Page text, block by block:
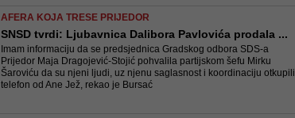
AFERA KOJA TRESE PRIJEDOR
SNSD tvrdi: Ljubavnica Dalibora Pavlovića prodala ...
Imam informaciju da se predsjednica Gradskog odbora SDS-a
Prijedor Maja Dragojević-Stojić pohvalila partijskom šefu Mirku
Šaroviću da su njeni ljudi, uz njenu saglasnost i koordinaciju otkupili
telefon od Ane Jež, rekao je Bursać